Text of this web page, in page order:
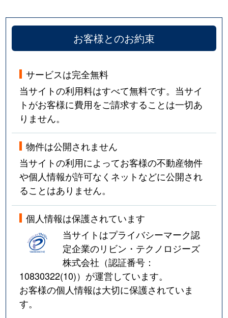
お客様とのお約束
サービスは完全無料
当サイトの利用料はすべて無料です。当サイ
トがお客様に費用をご請求することは一切あ
りません。
物件は公開されません
当サイトの利用によってお客様の不動産物件
や個人情報が許可なくネットなどに公開され
ることはありません。
個人情報は保護されています
当サイトはプライバシーマーク認
定企業のリビン・テクノロジーズ
株式会社（認証番号：
10830322(10)）が運営しています。
お客様の個人情報は大切に保護されていま
す。